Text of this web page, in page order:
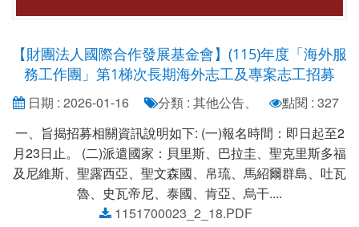
【財團法人國際合作發展基金會】(115)年度「海外服
務工作團」第1梯次長期海外志工及專案志工招募
日期 : 2026-01-16 分類 : 其他公告、
點閱 : 327
一、旨揭招募相關資訊說明如下: (一)報名時間：即日起至2
月23日止。 (二)派遣國家：貝里斯、巴拉圭、聖克里斯多福
及尼維斯、聖露西亞、聖文森國、帛琉、馬紹爾群島、吐瓦
魯、史瓦帝尼、泰國、肯亞、烏干....
1151700023_2_18.PDF